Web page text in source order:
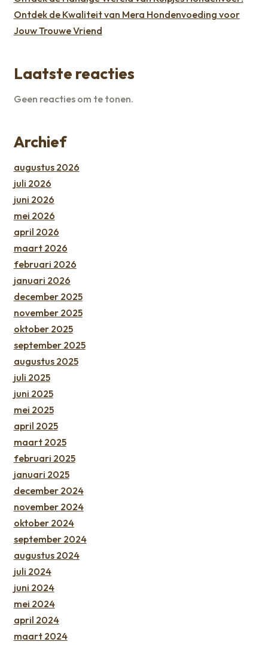
Ontdek de Kwaliteit van Mera Hondenvoeding voor
Jouw Trouwe Vriend
Laatste reacties
Geen reacties om te tonen.
Archief
augustus 2026
juli 2026
juni 2026
mei 2026
april 2026
maart 2026
februari 2026
januari 2026
december 2025
november 2025
oktober 2025
september 2025
augustus 2025
juli 2025
juni 2025
mei 2025
april 2025
maart 2025
februari 2025
januari 2025
december 2024
november 2024
oktober 2024
september 2024
augustus 2024
juli 2024
juni 2024
mei 2024
april 2024
maart 2024